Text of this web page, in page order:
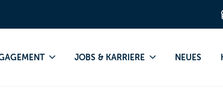
JOBS & KARRIERE NEUES